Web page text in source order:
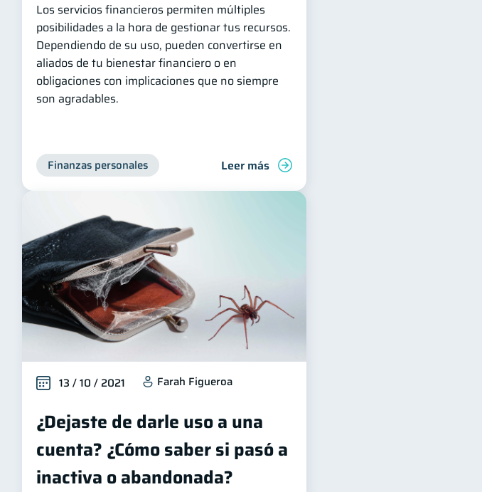
Los servicios financieros permiten múltiples
posibilidades a la hora de gestionar tus recursos.
Dependiendo de su uso, pueden convertirse en
aliados de tu bienestar financiero o en
obligaciones con implicaciones que no siempre
son agradables.
Finanzas personales Leer más
13 / 10 / 2021 Farah Figueroa
¿Dejaste de darle uso a una
cuenta? ¿Cómo saber si pasó a
inactiva o abandonada?